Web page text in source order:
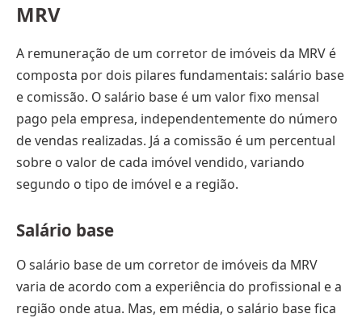
MRV
A remuneração de um corretor de imóveis da MRV é
composta por dois pilares fundamentais: salário base
e comissão. O salário base é um valor fixo mensal
pago pela empresa, independentemente do número
de vendas realizadas. Já a comissão é um percentual
sobre o valor de cada imóvel vendido, variando
segundo o tipo de imóvel e a região.
Salário base
O salário base de um corretor de imóveis da MRV
varia de acordo com a experiência do profissional e a
região onde atua. Mas, em média, o salário base fica